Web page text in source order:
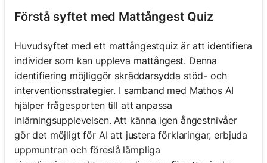
Förstå syftet med Mattångest Quiz
Huvudsyftet med ett mattångestquiz är att identifiera
individer som kan uppleva mattångest. Denna
identifiering möjliggör skräddarsydda stöd- och
interventionsstrategier. I samband med Mathos AI
hjälper frågesporten till att anpassa
inlärningsupplevelsen. Att känna igen ångestnivåer
gör det möjligt för AI att justera förklaringar, erbjuda
uppmuntran och föreslå lämpliga